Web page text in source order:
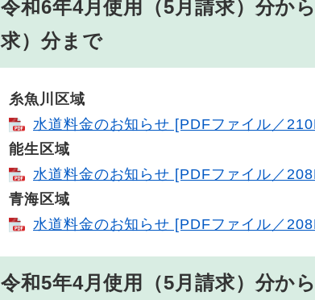
令和6年4月使用（5月請求）分か
求）分まで​
糸魚川区域
水道料金のお知らせ [PDFファイル／
能生区域
水道料金のお知らせ [PDFファイル／
青海区域
水道料金のお知らせ [PDFファイル／
令和5年4月使用（5月請求）分か